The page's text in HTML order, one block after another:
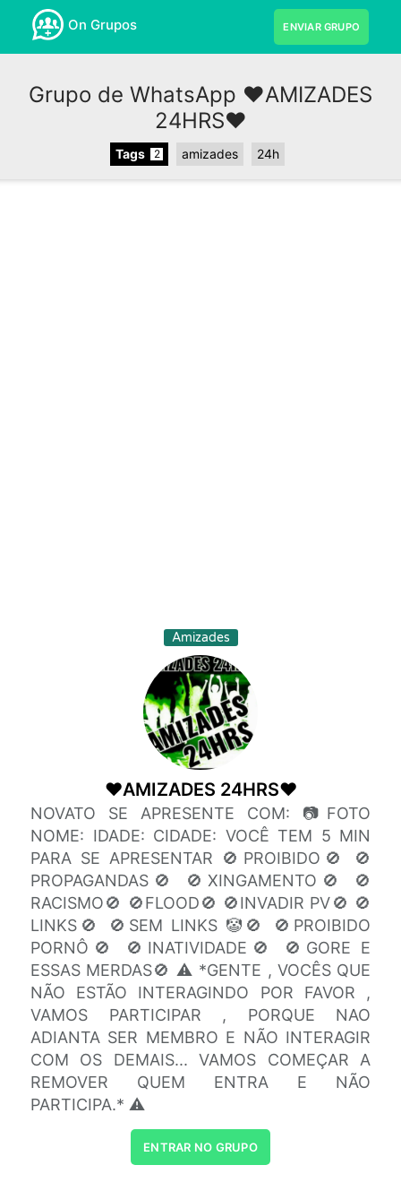
On Grupos ENVIAR GRUPO
Grupo de WhatsApp ❤️AMIZADES
24HRS❤️
Tags 2 amizades 24h
Amizades
❤️AMIZADES 24HRS❤️
NOVATO SE APRESENTE COM: 📷FOTO
NOME: IDADE: CIDADE: VOCÊ TEM 5 MIN
PARA SE APRESENTAR 🚫PROIBIDO🚫 🚫
PROPAGANDAS🚫 🚫XINGAMENTO🚫 🚫
RACISMO🚫 🚫FLOOD🚫 🚫INVADIR PV🚫 🚫
LINKS🚫 🚫SEM LINKS 🤡🚫 🚫PROIBIDO
PORNÔ🚫 🚫INATIVIDADE🚫 🚫GORE E
ESSAS MERDAS🚫 ⚠️ *GENTE , VOCÊS QUE
NÃO ESTÃO INTERAGINDO POR FAVOR ,
VAMOS PARTICIPAR , PORQUE NAO
ADIANTA SER MEMBRO E NÃO INTERAGIR
COM OS DEMAIS... VAMOS COMEÇAR A
REMOVER QUEM ENTRA E NÃO
PARTICIPA.* ⚠️
ENTRAR NO GRUPO